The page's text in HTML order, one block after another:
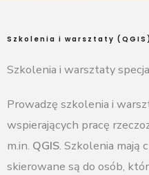
Szkolenia i warsztaty (QGIS)
Szkolenia i warsztaty
Prowadzę szkolenia i
wspierających pracę
m.in. QGIS. Szkolenia mają
skierowane są do osób,